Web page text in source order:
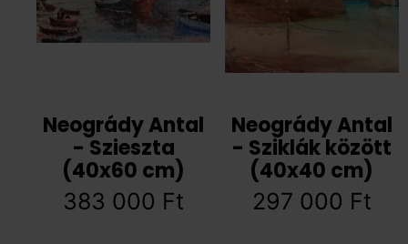
Neogrády Antal
- Szieszta
(40x60 cm)
383 000 Ft
Neogrády Antal
- Sziklák között
(40x40 cm)
297 000 Ft